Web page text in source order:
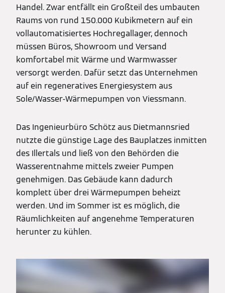
Handel. Zwar entfällt ein Großteil des umbauten
Raums von rund 150.000 Kubikmetern auf ein
vollautomatisiertes Hochregallager, dennoch
müssen Büros, Showroom und Versand
komfortabel mit Wärme und Warmwasser
versorgt werden. Dafür setzt das Unternehmen
auf ein regeneratives Energiesystem aus
Sole/Wasser-Wärmepumpen von Viessmann.
Das Ingenieurbüro Schötz aus Dietmannsried
nutzte die günstige Lage des Bauplatzes inmitten
des Illertals und ließ von den Behörden die
Wasserentnahme mittels zweier Pumpen
genehmigen. Das Gebäude kann dadurch
komplett über drei Wärmepumpen beheizt
werden. Und im Sommer ist es möglich, die
Räumlichkeiten auf angenehme Temperaturen
herunter zu kühlen.